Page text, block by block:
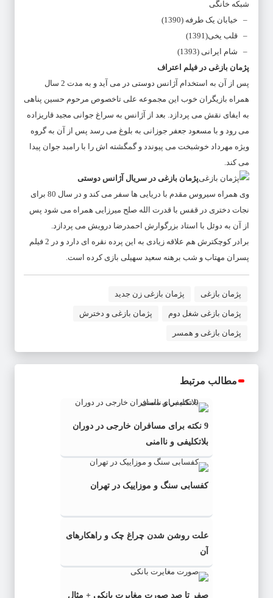
شبکه خانگی
– خیابان یک طرفه (1390)
– قلب یخی(1391)
– شام ایرانی (1393)
پژمان بازغی در فیلم اعتراف
پس از آن به استخدام آژانس دوستی در می آید و به مدت 2 سال
همراه بازیگران خوب این مجموعه علی تاخصوص مرحوم حسین پناهی
به ایفای نقش می پردازد. بعد از آژانس به سراغ جوانی مجید قاریزاده
می رود و با مسعود جعفر جوزانی به بلوغ می رسد پس از آن به گروه
ویژه مهرداد خوشبخت می پیوندد و گمگشته اش را با رامبد جوان پیدا
می کند.
پژمان بازغی در سریال آژانس دوستی
وی همراه سیروس مقدم با دریایی ها سفر می کند و در سال 80 برای
نجات دختری در قفس با قدرت الله صلح میرزایی همراه می شود پس
از آن به دوئل با استاد بزرگوارش احمدرضا درویش می پردازد.
برادر کوچکترش هم علاقه زیادی به این پرده نقره ای دارد و در 2 فیلم
پسران مهتاب و شب برهنه سعید سهیلی بازی کرده است.
پژمان بازغی پژمان بازغی زن جدید
پژمان بازغی شغل دوم پژمان بازغی و دخترش
پژمان بازغی و همسر
مطالب مرتبط
9 نکته برای مسافران خارجی در دوران
بلاتکلیفی و ناامنی
کفسابی سنگ و موزاییک در تهران
علت روشن شدن چراغ چک و راهکارهای
آن
صفر تا صد صورت مغایرت بانکی + مثال